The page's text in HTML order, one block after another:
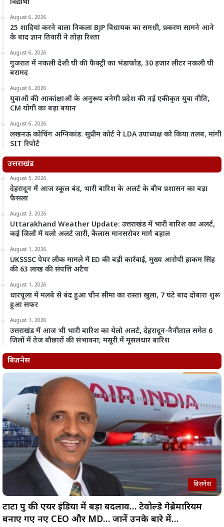
विद्यार्थी
August 6, 2026
25 शादियां करने वाला निकला BJP विधायक का समधी, प्रकरण सामने आने
के बाद ज्ञान तिवारी ने तोड़ा रिश्ता
August 6, 2026
गुजरात में नकली देशी घी की फैक्ट्री का भंडाफोड़, 30 हजार लीटर नकली घी
बरामद
August 6, 2026
युवाओं की आकांक्षाओं के अनुरूप बनेगी प्रदेश की नई एकीकृत युवा नीति,
CM योगी का बड़ा बयान
August 6, 2026
लखनऊ कोचिंग अग्निकांड: सुप्रीम कोर्ट ने LDA उपाध्यक्ष को किया तलब, मांगी
SIT रिपोर्ट
उत्तराखंड
August 5, 2026
देहरादून में आज स्कूल बंद, भारी बारिश के अलर्ट के बीच प्रशासन का बड़ा
फैसला
August 3, 2026
Uttarakhand Weather Update: उत्तराखंड में भारी बारिश का अलर्ट,
कई जिलों में यलो अलर्ट जारी, कैलास मानसरोवर मार्ग बहाल
August 1, 2026
UKSSSC पेपर लीक मामले में ED की बड़ी कार्रवाई, मुख्य आरोपी हाकम सिंह
की 63 लाख की संपत्ति अटैच
August 1, 2026
धारचूला में मलबे से बंद हुआ चीन सीमा का रास्ता खुला, 7 घंटे बाद दोबारा शुरू
हुआ सफर
August 1, 2026
उत्तराखंड में आज भी भारी बारिश का येलो अलर्ट, देहरादून-नैनीताल समेत 6
जिलों में तेज बौछारों की संभावना; मसूरी में मूसलधार बारिश
बिज़नेस
बिज़नेस
टाटा ग्रुप की एयर इंडिया में बड़ा बदलाव… टेवोल्डे गेब्रेमारियम
बनाए गए नए CEO और MD… जानें उनके बारे में…